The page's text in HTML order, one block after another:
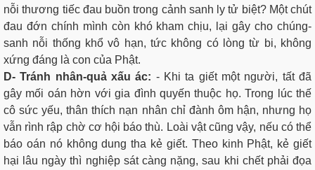
nỗi thương tiếc đau buồn trong cảnh sanh ly tử biệt? Một chút
đau đớn chính mình còn khó kham chịu, lại gây cho chúng-
sanh nỗi thống khổ vô hạn, tức không có lòng từ bi, không
xứng đáng là con của Phật.
D- Tránh nhân-quả xấu ác: - Khi ta giết một người, tất đã
gây mối oán hờn với gia đình quyến thuộc họ. Trong lúc thế
cô sức yếu, thân thích nạn nhân chỉ đành ôm hận, nhưng họ
vẫn rình rập chờ cơ hội báo thù. Loài vật cũng vậy, nếu có thể
báo oán nó không dung tha kẻ giết. Theo kinh Phật, kẻ giết
hại lâu ngày thì nghiệp sát càng nặng, sau khi chết phải đọa